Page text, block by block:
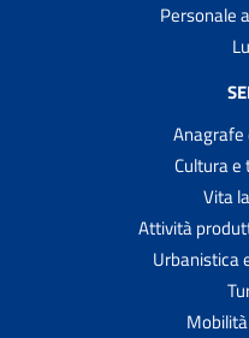
Personale
Anagrafe
Cultura
Vita
Attività
Urbanistica